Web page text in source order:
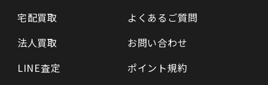
宅配買取
法人買取
LINE査定
よくあるご質問
お問い合わせ
ポイント規約